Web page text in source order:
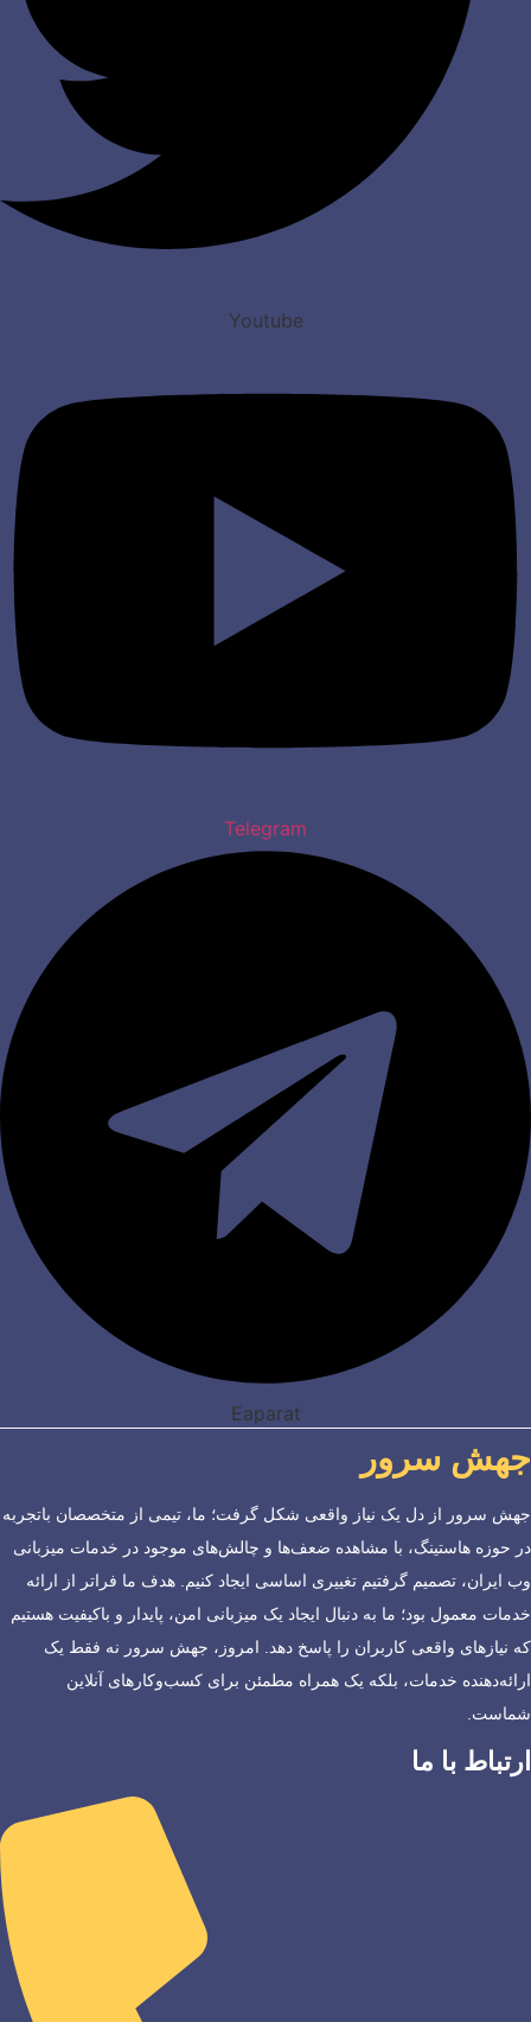
Youtube
Telegram
Eaparat
جهش سرور
جهش سرور از دل یک نیاز واقعی شکل گرفت؛ ما، تیمی از متخصصان باتجربه
در حوزه هاستینگ، با مشاهده ضعف‌ها و چالش‌های موجود در خدمات میزبانی
وب ایران، تصمیم گرفتیم تغییری اساسی ایجاد کنیم. هدف ما فراتر از ارائه
خدمات معمول بود؛ ما به دنبال ایجاد یک میزبانی امن، پایدار و باکیفیت هستیم
که نیازهای واقعی کاربران را پاسخ دهد. امروز، جهش سرور نه فقط یک
ارائه‌دهنده خدمات، بلکه یک همراه مطمئن برای کسب‌وکارهای آنلاین
شماست.
ارتباط با ما